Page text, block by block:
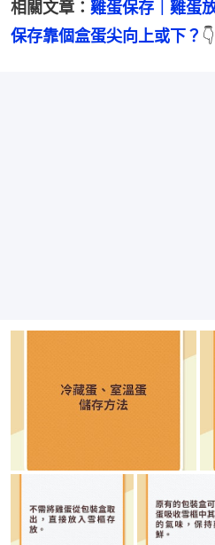
相關文章： 雞蛋保存｜雞蛋
保存靠個盒蛋尖向上或下？